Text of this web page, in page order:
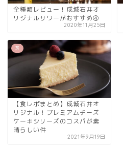
全種類レビュー！成城石井オ
リジナルサワーがおすすめ④
2020年11月25日
食
【食レポまとめ】成城石井オ
リジナル！プレミアムチーズ
ケーキシリーズのコスパが素
晴らしい件
2021年9月19日